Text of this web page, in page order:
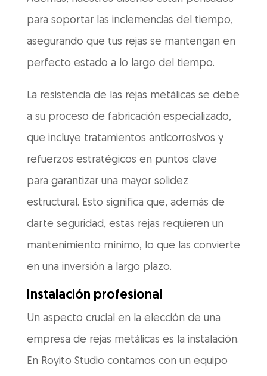
para soportar las inclemencias del tiempo,
asegurando que tus rejas se mantengan en
perfecto estado a lo largo del tiempo.
La resistencia de las rejas metálicas se debe
a su proceso de fabricación especializado,
que incluye tratamientos anticorrosivos y
refuerzos estratégicos en puntos clave
para garantizar una mayor solidez
estructural. Esto significa que, además de
darte seguridad, estas rejas requieren un
mantenimiento mínimo, lo que las convierte
en una inversión a largo plazo.
Instalación profesional
Un aspecto crucial en la elección de una
empresa de rejas metálicas es la instalación.
En Royito Studio contamos con un equipo